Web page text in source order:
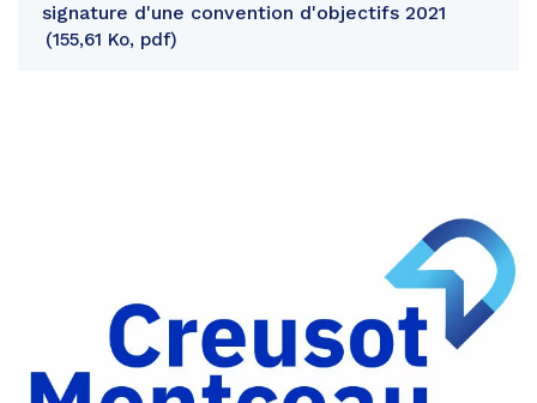
signature d'une convention d'objectifs 2021
155,61 Ko, pdf
Facebook
Partager
Twitter
Partager
par